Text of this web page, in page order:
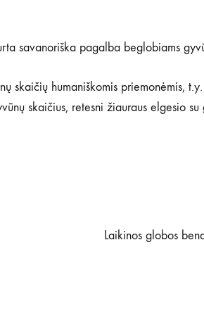
savanoriška pagalba beglobiams
skaičių humaniškomis priemonėmis,
skaičius, retesni žiauraus elgesio
Laikinos globos